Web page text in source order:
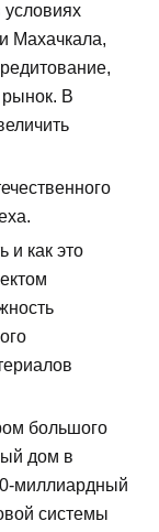
Махачкала,
В
и как это
большого
дом в
миллиардный
системы